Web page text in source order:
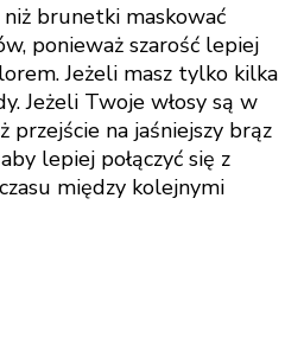
brunetki maskować
ponieważ szarość lepiej
Jeżeli masz tylko kilka
Jeżeli Twoje włosy są w
przejście na jaśniejszy brąz
lepiej połączyć się z
między kolejnymi